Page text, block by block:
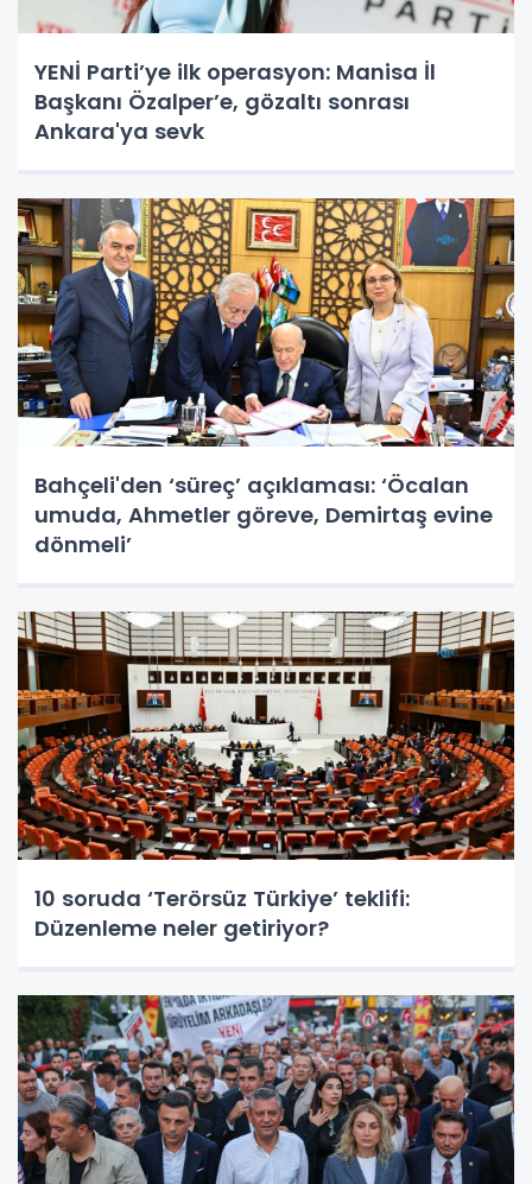
YENİ Parti’ye ilk operasyon: Manisa İl
Başkanı Özalper’e, gözaltı sonrası
Ankara'ya sevk
Bahçeli'den ‘süreç’ açıklaması: ‘Öcalan
umuda, Ahmetler göreve, Demirtaş evine
dönmeli’
10 soruda ‘Terörsüz Türkiye’ teklifi:
Düzenleme neler getiriyor?